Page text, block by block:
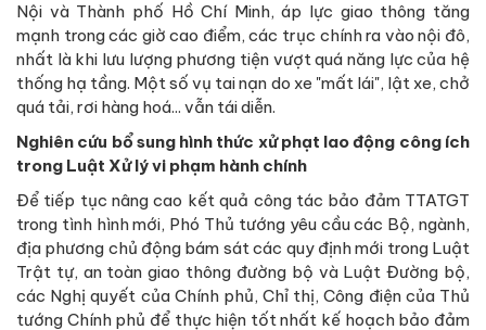
Nội và Thành phố Hồ Chí Minh, áp lực giao thông tăng
mạnh trong các giờ cao điểm, các trục chính ra vào nội đô,
nhất là khi lưu lượng phương tiện vượt quá năng lực của hệ
thống hạ tầng. Một số vụ tai nạn do xe "mất lái", lật xe, chở
quá tải, rơi hàng hoá... vẫn tái diễn.
Nghiên cứu bổ sung hình thức xử phạt lao động công ích
trong Luật Xử lý vi phạm hành chính
Để tiếp tục nâng cao kết quả công tác bảo đảm TTATGT
trong tình hình mới, Phó Thủ tướng yêu cầu các Bộ, ngành,
địa phương chủ động bám sát các quy định mới trong Luật
Trật tự, an toàn giao thông đường bộ và Luật Đường bộ,
các Nghị quyết của Chính phủ, Chỉ thị, Công điện của Thủ
tướng Chính phủ để thực hiện tốt nhất kế hoạch bảo đảm